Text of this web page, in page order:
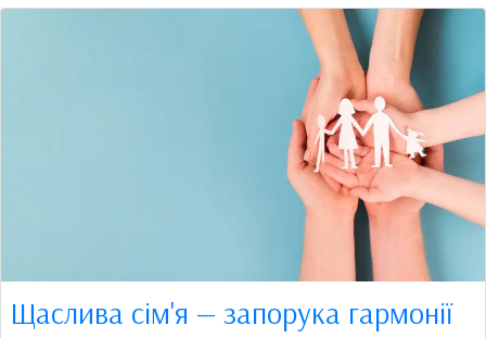
Щаслива сім'я — запорука гармонії